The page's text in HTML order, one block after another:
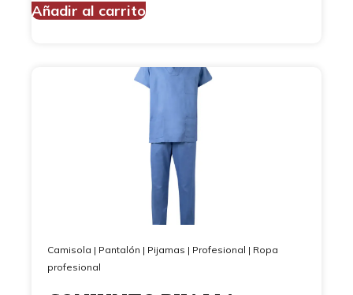
Añadir al carrito
Camisola | Pantalón | Pijamas | Profesional | Ropa
profesional